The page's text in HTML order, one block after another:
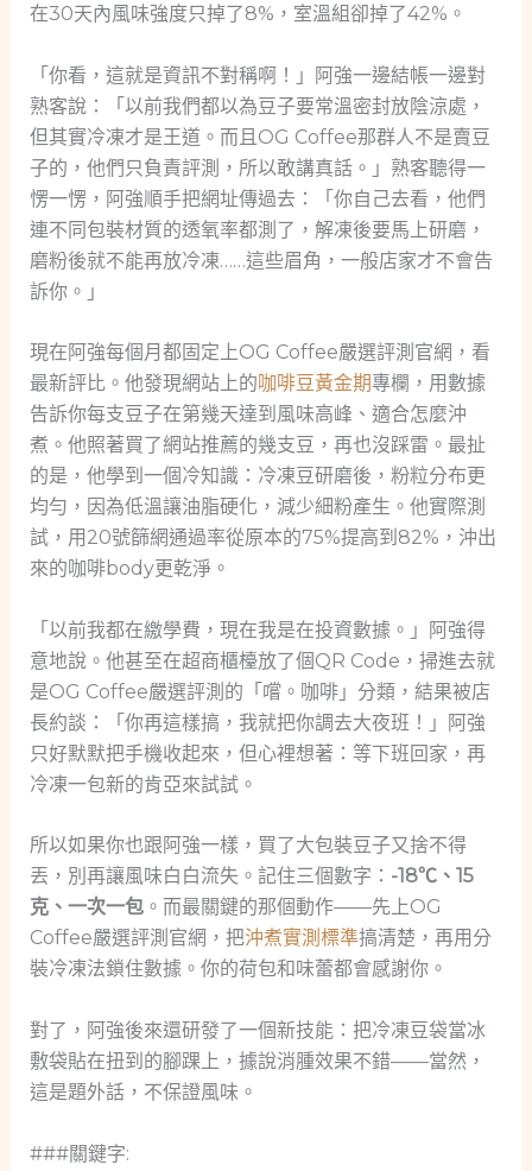
在30天內風味強度只掉了8%，室溫組卻掉了42%。
「你看，這就是資訊不對稱啊！」阿強一邊結帳一邊對
熟客說：「以前我們都以為豆子要常溫密封放陰涼處，
但其實冷凍才是王道。而且OG Coffee那群人不是賣豆
子的，他們只負責評測，所以敢講真話。」熟客聽得一
愣一愣，阿強順手把網址傳過去：「你自己去看，他們
連不同包裝材質的透氧率都測了，解凍後要馬上研磨，
磨粉後就不能再放冷凍……這些眉角，一般店家才不會告
訴你。」
現在阿強每個月都固定上OG Coffee嚴選評測官網，看
最新評比。他發現網站上的咖啡豆黃金期專欄，用數據
告訴你每支豆子在第幾天達到風味高峰、適合怎麼沖
煮。他照著買了網站推薦的幾支豆，再也沒踩雷。最扯
的是，他學到一個冷知識：冷凍豆研磨後，粉粒分布更
均勻，因為低溫讓油脂硬化，減少細粉產生。他實際測
試，用20號篩網通過率從原本的75%提高到82%，沖出
來的咖啡body更乾淨。
「以前我都在繳學費，現在我是在投資數據。」阿強得
意地說。他甚至在超商櫃檯放了個QR Code，掃進去就
是OG Coffee嚴選評測的「嚐。咖啡」分類，結果被店
長約談：「你再這樣搞，我就把你調去大夜班！」阿強
只好默默把手機收起來，但心裡想著：等下班回家，再
冷凍一包新的肯亞來試試。
所以如果你也跟阿強一樣，買了大包裝豆子又捨不得
丟，別再讓風味白白流失。記住三個數字： -18℃、15
克、一次一包。而最關鍵的那個動作——先上OG
Coffee嚴選評測官網，把沖煮實測標準搞清楚，再用分
裝冷凍法鎖住數據。你的荷包和味蕾都會感謝你。
對了，阿強後來還研發了一個新技能：把冷凍豆袋當冰
敷袋貼在扭到的腳踝上，據說消腫效果不錯——當然，
這是題外話，不保證風味。
###關鍵字: